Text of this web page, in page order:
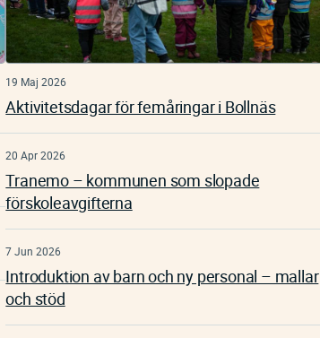
19 Maj 2026
Aktivitetsdagar för femåringar i Bollnäs
20 Apr 2026
Tranemo – kommunen som slopade
förskoleavgifterna
7 Jun 2026
Introduktion av barn och ny personal – mallar
och stöd